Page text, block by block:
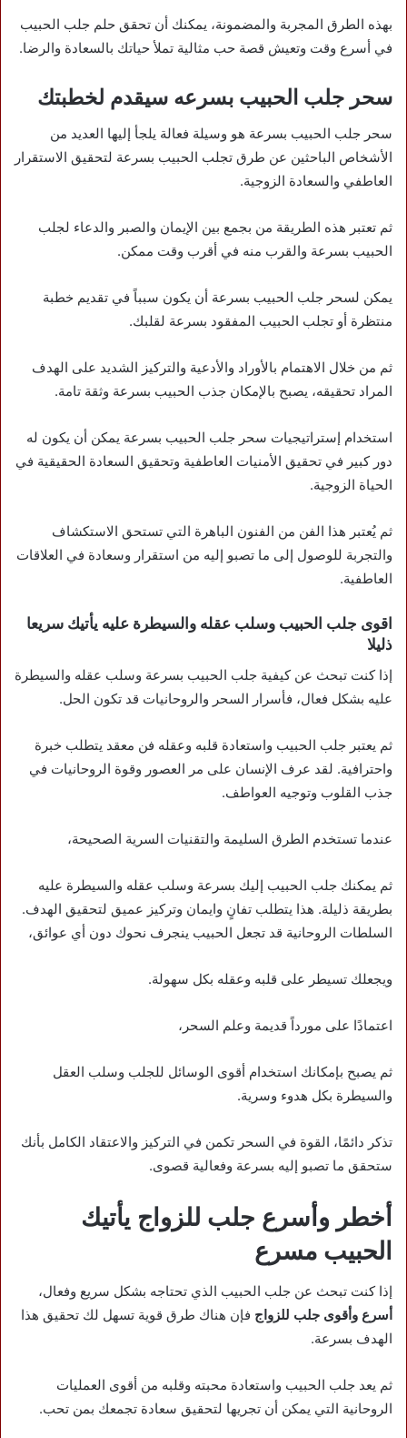
بهذه الطرق المجربة والمضمونة، يمكنك أن تحقق حلم جلب الحبيب
في أسرع وقت وتعيش قصة حب مثالية تملأ حياتك بالسعادة والرضا.
سحر جلب الحبيب بسرعه سيقدم لخطبتك
سحر جلب الحبيب بسرعة هو وسيلة فعالة يلجأ إليها العديد من
الأشخاص الباحثين عن طرق تجلب الحبيب بسرعة لتحقيق الاستقرار
العاطفي والسعادة الزوجية.
ثم تعتبر هذه الطريقة من بجمع بين الإيمان والصبر والدعاء لجلب
الحبيب بسرعة والقرب منه في أقرب وقت ممكن.
يمكن لسحر جلب الحبيب بسرعة أن يكون سبباً في تقديم خطبة
منتظرة أو تجلب الحبيب المفقود بسرعة لقلبك.
ثم من خلال الاهتمام بالأوراد والأدعية والتركيز الشديد على الهدف
المراد تحقيقه، يصبح بالإمكان جذب الحبيب بسرعة وثقة تامة.
استخدام إستراتيجيات سحر جلب الحبيب بسرعة يمكن أن يكون له
دور كبير في تحقيق الأمنيات العاطفية وتحقيق السعادة الحقيقية في
الحياة الزوجية.
ثم يُعتبر هذا الفن من الفنون الباهرة التي تستحق الاستكشاف
والتجربة للوصول إلى ما تصبو إليه من استقرار وسعادة في العلاقات
العاطفية.
اقوى جلب الحبيب وسلب عقله والسيطرة عليه يأتيك سريعا
ذليلا
إذا كنت تبحث عن كيفية جلب الحبيب بسرعة وسلب عقله والسيطرة
عليه بشكل فعال، فأسرار السحر والروحانيات قد تكون الحل.
ثم يعتبر جلب الحبيب واستعادة قلبه وعقله فن معقد يتطلب خبرة
واحترافية. لقد عرف الإنسان على مر العصور وقوة الروحانيات في
جذب القلوب وتوجيه العواطف.
عندما تستخدم الطرق السليمة والتقنيات السرية الصحيحة،
ثم يمكنك جلب الحبيب إليك بسرعة وسلب عقله والسيطرة عليه
بطريقة ذليلة. هذا يتطلب تفانٍ وايمان وتركيز عميق لتحقيق الهدف.
السلطات الروحانية قد تجعل الحبيب ينجرف نحوك دون أي عوائق،
ويجعلك تسيطر على قلبه وعقله بكل سهولة.
اعتمادًا على مورداً قديمة وعلم السحر،
ثم يصبح بإمكانك استخدام أقوى الوسائل للجلب وسلب العقل
والسيطرة بكل هدوء وسرية.
تذكر دائمًا، القوة في السحر تكمن في التركيز والاعتقاد الكامل بأنك
ستحقق ما تصبو إليه بسرعة وفعالية قصوى.
أخطر وأسرع جلب للزواج يأتيك
الحبيب مسرع
إذا كنت تبحث عن جلب الحبيب الذي تحتاجه بشكل سريع وفعال،
أسرع وأقوى جلب للزواج فإن هناك طرق قوية تسهل لك تحقيق هذا
الهدف بسرعة.
ثم يعد جلب الحبيب واستعادة محبته وقلبه من أقوى العمليات
الروحانية التي يمكن أن تجريها لتحقيق سعادة تجمعك بمن تحب.